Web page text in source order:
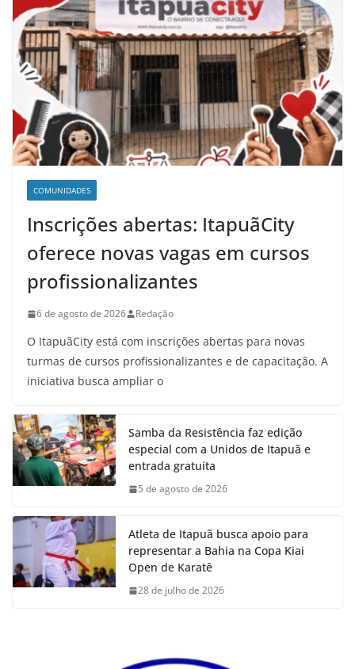
COMUNIDADES
Inscrições abertas: ItapuãCity
oferece novas vagas em cursos
profissionalizantes
6 de agosto de 2026 Redação
O ItapuãCity está com inscrições abertas para novas
turmas de cursos profissionalizantes e de capacitação. A
iniciativa busca ampliar o
Samba da Resistência faz edição
especial com a Unidos de Itapuã e
entrada gratuita
5 de agosto de 2026
Atleta de Itapuã busca apoio para
representar a Bahia na Copa Kiai
Open de Karatê
28 de julho de 2026